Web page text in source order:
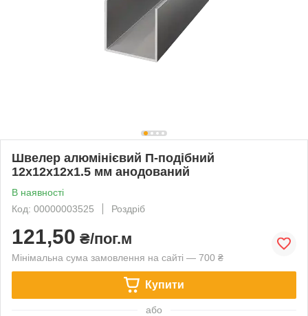
Швелер алюмінієвий П-подібний
12х12х12х1.5 мм анодований
В наявності
Код: 00000003525
Роздріб
121,50 ₴/пог.м
Мінімальна сума замовлення на сайті — 700 ₴
Купити
або